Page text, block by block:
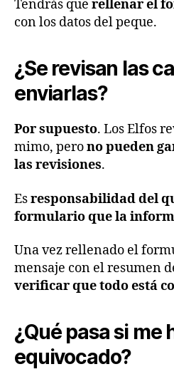
Tendrás que rellenar el
con los datos del peque.
¿Se revisan las
enviarlas?
Por supuesto. Los Elfos
mimo, perono pueden
las revisiones.
Esresponsabilidad del
formulario que la
Una vez rellenado el
mensaje con el resumen
verificar que todo está
¿Qué pasa si me
equivocado?